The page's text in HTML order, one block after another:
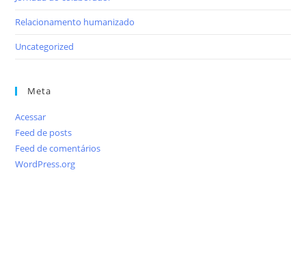
Relacionamento humanizado
Uncategorized
Meta
Acessar
Feed de posts
Feed de comentários
WordPress.org